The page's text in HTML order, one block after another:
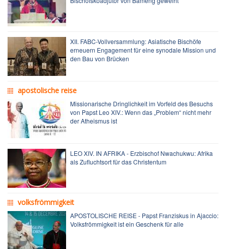
XII. FABC-Vollversammlung: Asiatische Bischöfe
erneuern Engagement für eine synodale Mission und
den Bau von Brücken
apostolische reise
Missionarische Dringlichkeit im Vorfeld des Besuchs
von Papst Leo XIV.: Wenn das „Problem“ nicht mehr
der Atheismus ist
LEO XIV. IN AFRIKA - Erzbischof Nwachukwu: Afrika
als Zufluchtsort für das Christentum
volksfrömmigkeit
APOSTOLISCHE REISE - Papst Franziskus in Ajaccio:
Volksfrömmigkeit ist ein Geschenk für alle